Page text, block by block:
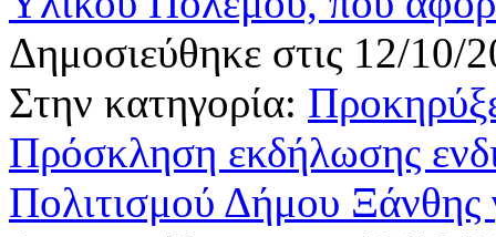
Δημοσιεύθηκε στις 12/10/
Στην κατηγορία:
Πρόσκληση εκδήλωσης
Πολιτισμού Δήμου Ξάνθης